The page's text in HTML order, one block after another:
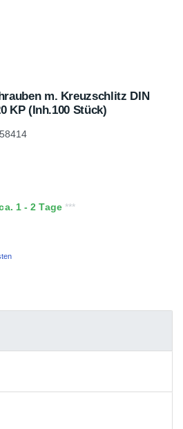
m. Kreuzschlitz DIN
KP (Inh.100 Stück)
1 - 2 Tage